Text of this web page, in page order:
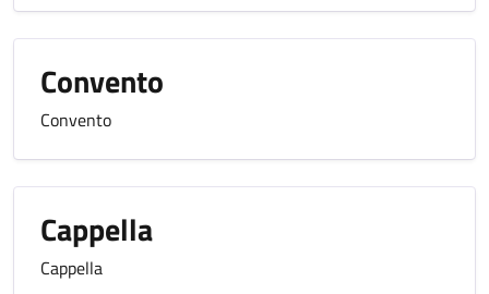
Convento
Convento
Cappella
Cappella